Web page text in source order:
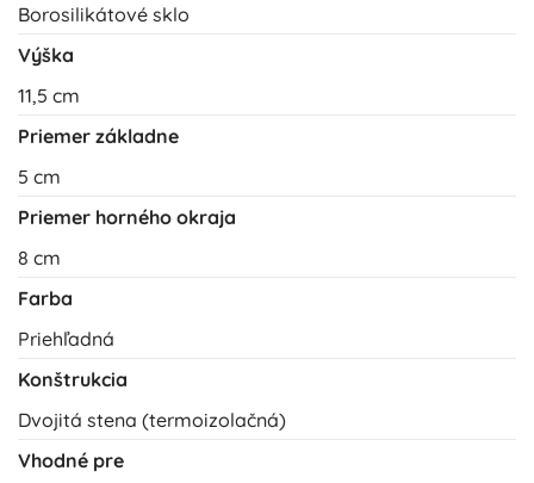
Borosilikátové sklo
Výška
11,5 cm
Priemer základne
5 cm
Priemer horného okraja
8 cm
Farba
Priehľadná
Konštrukcia
Dvojitá stena (termoizolačná)
Vhodné pre